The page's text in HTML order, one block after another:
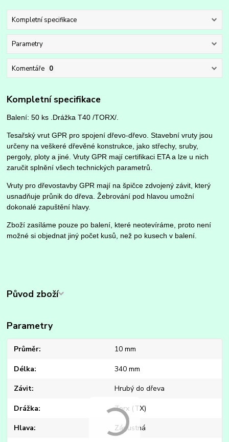
Kompletní specifikace
Parametry
Komentáře 0
Kompletní specifikace
Balení: 50 ks . Drážka T40 /TORX/.
Tesařský vrut GPR pro spojení dřevo-dřevo. Stavební vruty jsou
určeny na veškeré dřevěné konstrukce, jako střechy, sruby,
pergoly, ploty a jiné. Vruty GPR mají certifikaci ETA a lze u nich
zaručit splnění všech technických parametrů.
Vruty pro dřevostavby GPR mají na špičce zdvojený závit, který
usnadňuje průnik do dřeva. Žebrování pod hlavou umožní
dokonalé zapuštění hlavy.
Zboží zasíláme pouze po balení, které neotevíráme, proto není
možné si objednat jiný počet kusů, než po kusech v balení.
Původ zboží
Parametry
Průměr 10 mm
Délka 340 mm
Závit Hrubý do dřeva
Drážka Torx (TX)
Hlava Zápustná